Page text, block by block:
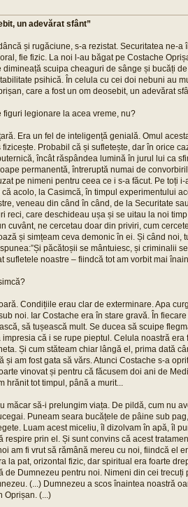
un adevărat sfânt”
și rugăciune, s-a rezistat. Securitatea ne-a
fie fizic. La noi l-au băgat pe Costache
scuipa cheaguri de sânge și bucăți
psihică. În celula cu cei doi nebuni au
care a fost un om deosebit, un adevărat
legionare la acea vreme, nu?
Era un fel de inteligență genială. Omul
Probabil că și sufletește, dar în orice
încât răspândea lumină în jurul lui ca
permanentă, întreruptă numai de
pe nimeni pentru ceea ce i s-a făcut. Pe toți
acolo, la Casimcă, în timpul experimentului
veneau din când în când, de la Securitate
reci, care deschideau ușa și se uitau la noi
cuvânt, ne cercetau doar din priviri, cum
și simțeam ceva demonic în ei. Și când noi,
păcătoșii se mântuiesc, și criminalii
sufletele noastre – fiindcă tot am vorbit mai
Condițiile erau clar de exterminare. Apa
noi. Iar Costache era în stare gravă. În
să tușească mult. Se ducea să scuipe
că i se rupe pieptul. Celula noastră
Și cum stăteam chiar lângă el, prima dată
și am fost gata să vărs. Atunci Costache s-a
vinovat și pentru că făcusem doi ani de
hrănit tot timpul, până a murit...
măcar să-i prelungim viața. De pildă, cum nu
Puneam seara bucățele de pâine sub
Luam acest miceliu, îl dizolvam în apă, îl
respire prin el. Și sunt convins că acest
am fi vrut să rămână mereu cu noi, fiindcă el
la pat, orizontal fizic, dar spiritual era foarte
de Dumnezeu pentru noi. Nimeni din cei
(...) Dumnezeu a scos înaintea noastră
Oprișan. (...)